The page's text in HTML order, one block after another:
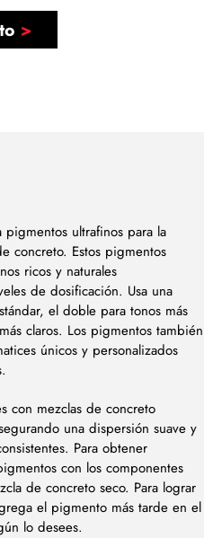
pigmentos ultrafinos para la
concreto. Estos pigmentos
ricos y naturales
de dosificación. Usa una
el doble para tonos más
claros. Los pigmentos también
únicos y personalizados
con mezclas de concreto
una dispersión suave y
Para obtener
con los componentes
de concreto seco. Para lograr
el pigmento más tarde en el
lo desees.